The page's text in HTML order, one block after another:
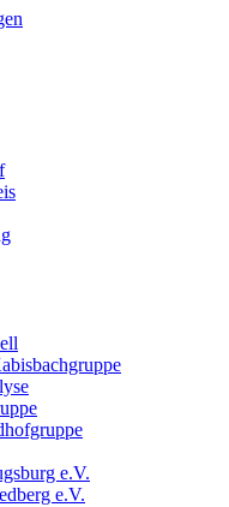
e.V.
e.V.